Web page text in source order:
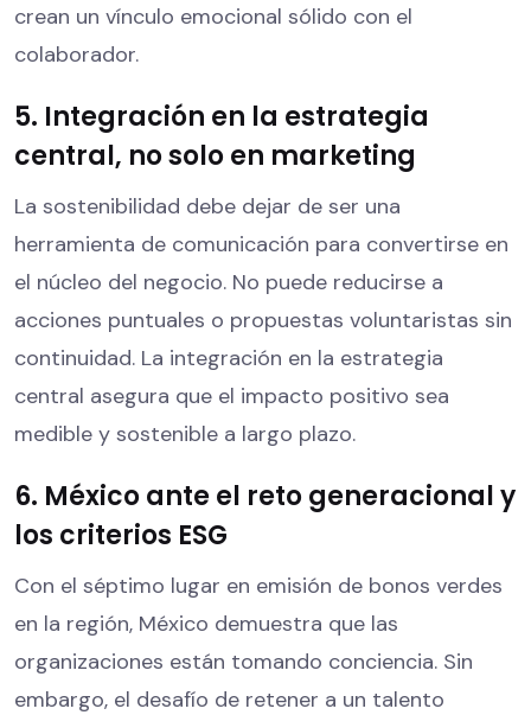
crean un vínculo emocional sólido con el
colaborador.
5. Integración en la estrategia
central, no solo en marketing
La sostenibilidad debe dejar de ser una
herramienta de comunicación para convertirse en
el núcleo del negocio. No puede reducirse a
acciones puntuales o propuestas voluntaristas sin
continuidad. La integración en la estrategia
central asegura que el impacto positivo sea
medible y sostenible a largo plazo.
6. México ante el reto generacional y
los criterios ESG
Con el séptimo lugar en emisión de bonos verdes
en la región, México demuestra que las
organizaciones están tomando conciencia. Sin
embargo, el desafío de retener a un talento